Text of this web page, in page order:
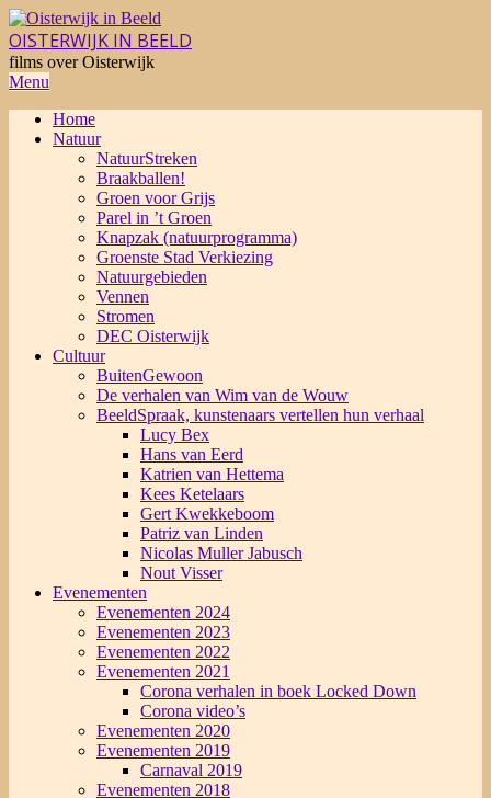
Skip
to
content
OISTERWIJK IN BEELD
films over Oisterwijk
Primary
Menu
Menu
Home
Natuur
NatuurStreken
Braakballen!
Groen voor Grijs
Parel in ’t Groen
Knapzak (natuurprogramma)
Groenste Stad Verkiezing
Natuurgebieden
Vennen
Stromen
DEC Oisterwijk
Cultuur
BuitenGewoon
De verhalen van Wim van de Wouw
BeeldSpraak, kunstenaars vertellen hun verhaal
Lucy Bex
Hans van Eerd
Katrien van Hettema
Kees Ketelaars
Gert Kwekkeboom
Patriz van Linden
Nicolas Muller Jabusch
Nout Visser
Evenementen
Evenementen 2024
Evenementen 2023
Evenementen 2022
Evenementen 2021
Corona verhalen in boek Locked Down
Corona video’s
Evenementen 2020
Evenementen 2019
Carnaval 2019
Evenementen 2018